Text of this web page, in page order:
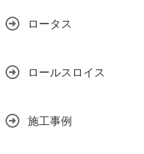
ロータス
ロールスロイス
施工事例